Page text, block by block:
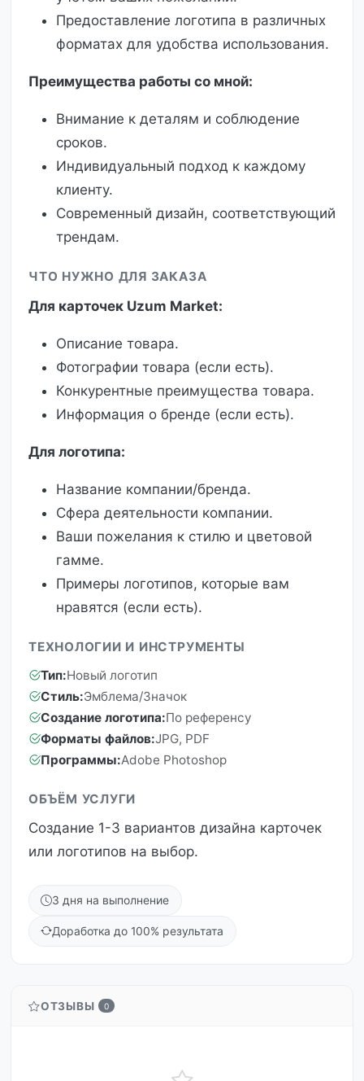
Предоставление логотипа в различных
форматах для удобства использования.
Преимущества работы со мной:
Внимание к деталям и соблюдение
сроков.
Индивидуальный подход к каждому
клиенту.
Современный дизайн, соответствующий
трендам.
ЧТО НУЖНО ДЛЯ ЗАКАЗА
Для карточек Uzum Market:
Описание товара.
Фотографии товара (если есть).
Конкурентные преимущества товара.
Информация о бренде (если есть).
Для логотипа:
Название компании/бренда.
Сфера деятельности компании.
Ваши пожелания к стилю и цветовой
гамме.
Примеры логотипов, которые вам
нравятся (если есть).
ТЕХНОЛОГИИ И ИНСТРУМЕНТЫ
Тип:Новый логотип
Стиль:Эмблема/Значок
Создание логотипа:По референсу
Форматы файлов:JPG, PDF
Программы:Adobe Photoshop
ОБЪЁМ УСЛУГИ
Создание 1-3 вариантов дизайна карточек
или логотипов на выбор.
3 дня на выполнение
Доработка до 100% результата
ОТЗЫВЫ 0